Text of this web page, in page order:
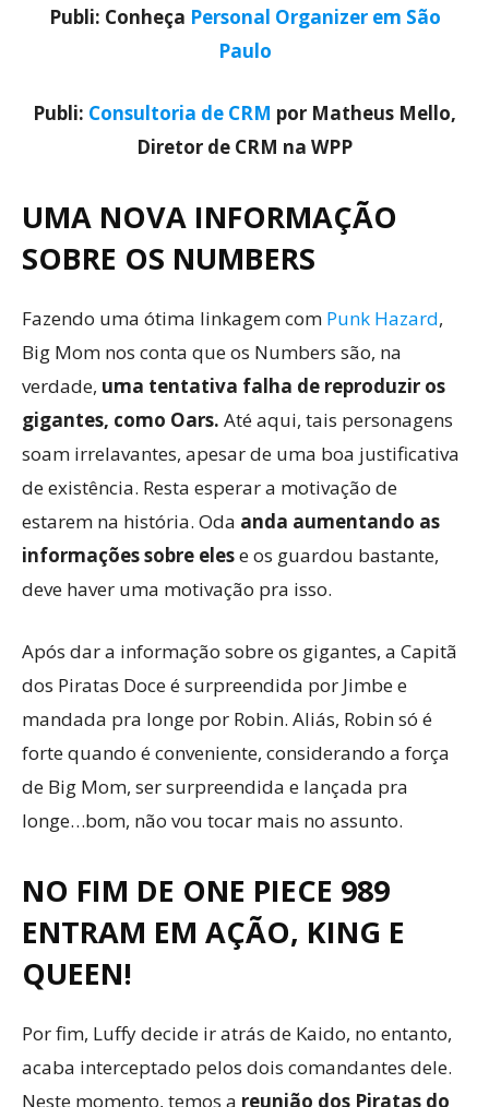
Publi: Conheça Personal Organizer em São
Paulo
Publi: Consultoria de CRM por Matheus Mello,
Diretor de CRM na WPP
UMA NOVA INFORMAÇÃO
SOBRE OS NUMBERS
Fazendo uma ótima linkagem com Punk Hazard,
Big Mom nos conta que os Numbers são, na
verdade, uma tentativa falha de reproduzir os
gigantes, como Oars. Até aqui, tais personagens
soam irrelavantes, apesar de uma boa justificativa
de existência. Resta esperar a motivação de
estarem na história. Oda anda aumentando as
informações sobre elese os guardou bastante,
deve haver uma motivação pra isso.
Após dar a informação sobre os gigantes, a Capitã
dos Piratas Doce é surpreendida por Jimbe e
mandada pra longe por Robin. Aliás, Robin só é
forte quando é conveniente, considerando a força
de Big Mom, ser surpreendida e lançada pra
longe…bom, não vou tocar mais no assunto.
NO FIM DE ONE PIECE 989
ENTRAM EM AÇÃO, KING E
QUEEN!
Por fim, Luffy decide ir atrás de Kaido, no entanto,
acaba interceptado pelos dois comandantes dele.
Neste momento, temos a reunião dos Piratas do